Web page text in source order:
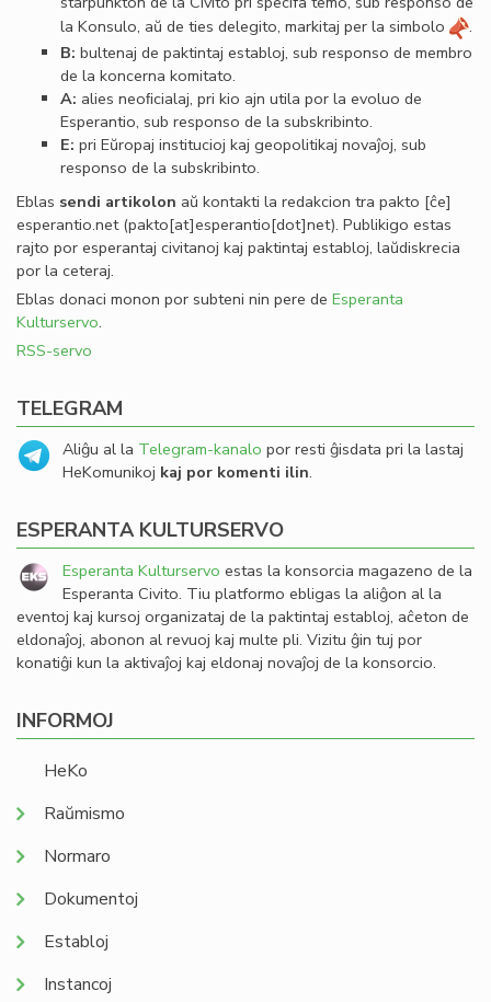
la Konsulo, aŭ de ties delegito, markitaj per la simbolo
.
B: bultenaj de paktintaj establoj, sub responso de membro
de la koncerna komitato.
A: alies neoﬁcialaj, pri kio ajn utila por la evoluo de
Esperantio, sub responso de la subskribinto.
E: pri Eŭropaj institucioj kaj geopolitikaj novaĵoj, sub
responso de la subskribinto.
Eblas sendi artikolon aŭ kontakti la redakcion tra pakto [ĉe]
esperantio.net(pakto[at]esperantio[dot]net). Publikigo estas
rajto por esperantaj civitanoj kaj paktintaj establoj, laŭdiskrecia
por la ceteraj.
Eblas donaci monon por subteni nin pere de Esperanta
Kulturservo.
RSS-servo
TELEGRAM
Aliĝu al la Telegram-kanalo por resti ĝisdata pri la lastaj
HeKomunikoj kaj por komenti ilin.
ESPERANTA KULTURSERVO
Esperanta Kulturservo estas la konsorcia magazeno de la
Esperanta Civito. Tiu platformo ebligas la aliĝon al la
eventoj kaj kursoj organizataj de la paktintaj establoj, aĉeton de
eldonaĵoj, abonon al revuoj kaj multe pli. Vizitu ĝin tuj por
konatiĝi kun la aktivaĵoj kaj eldonaj novaĵoj de la konsorcio.
INFORMOJ
HeKo
Raŭmismo
Normaro
Dokumentoj
Establoj
Instancoj